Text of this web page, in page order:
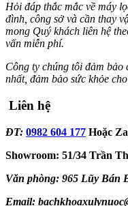
Hỏi đáp thắc mắc về máy
đình, công sở và cần thay
mong Quý khách liên hệ
vấn miễn phí.
Công ty chúng tôi đảm
nhất, đảm bảo sức khỏe
Liên hệ
ĐT: 0982 604 177 Hoặc
Showroom: 51/34 Trần
Văn phòng: 965 Lũy Bán
Email: